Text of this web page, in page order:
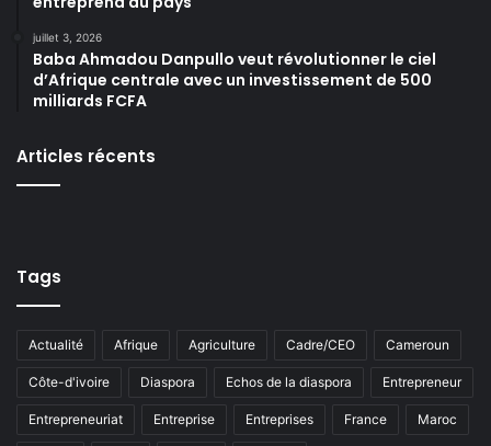
juillet 3, 2026
Baba Ahmadou Danpullo veut révolutionner le ciel
d’Afrique centrale avec un investissement de 500
milliards FCFA
Articles récents
Tags
Actualité Afrique Agriculture Cadre/CEO Cameroun
Côte-d'ivoire Diaspora Echos de la diaspora Entrepreneur
Entrepreneuriat Entreprise Entreprises France Maroc